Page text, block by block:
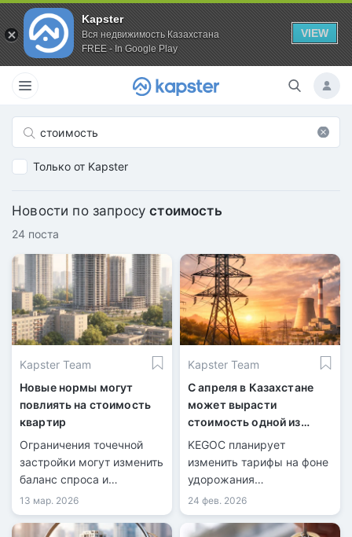
Kapster
Вся недвижимость Казахстана
FREE - In Google Play
VIEW
Только от Kapster
Новости по запросустоимость
24 поста
Kapster Team
Новые нормы могут
повлиять на стоимость
квартир
Ограничения точечной
застройки могут изменить
баланс спроса и
предложения на рынке
жилья.
13 мар. 2026
Kapster Team
С апреля в Казахстане
может вырасти
стоимость одной из
коммунальных услуг
KEGOC планирует
изменить тарифы на фоне
удорожания
электроэнергии от
закупщика.
24 фев. 2026